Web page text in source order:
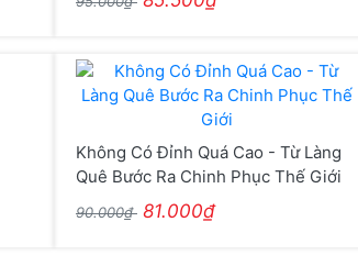
Không Có Đỉnh Quá Cao - Từ Làng
Quê Bước Ra Chinh Phục Thế Giới
90.000₫ 81.000₫